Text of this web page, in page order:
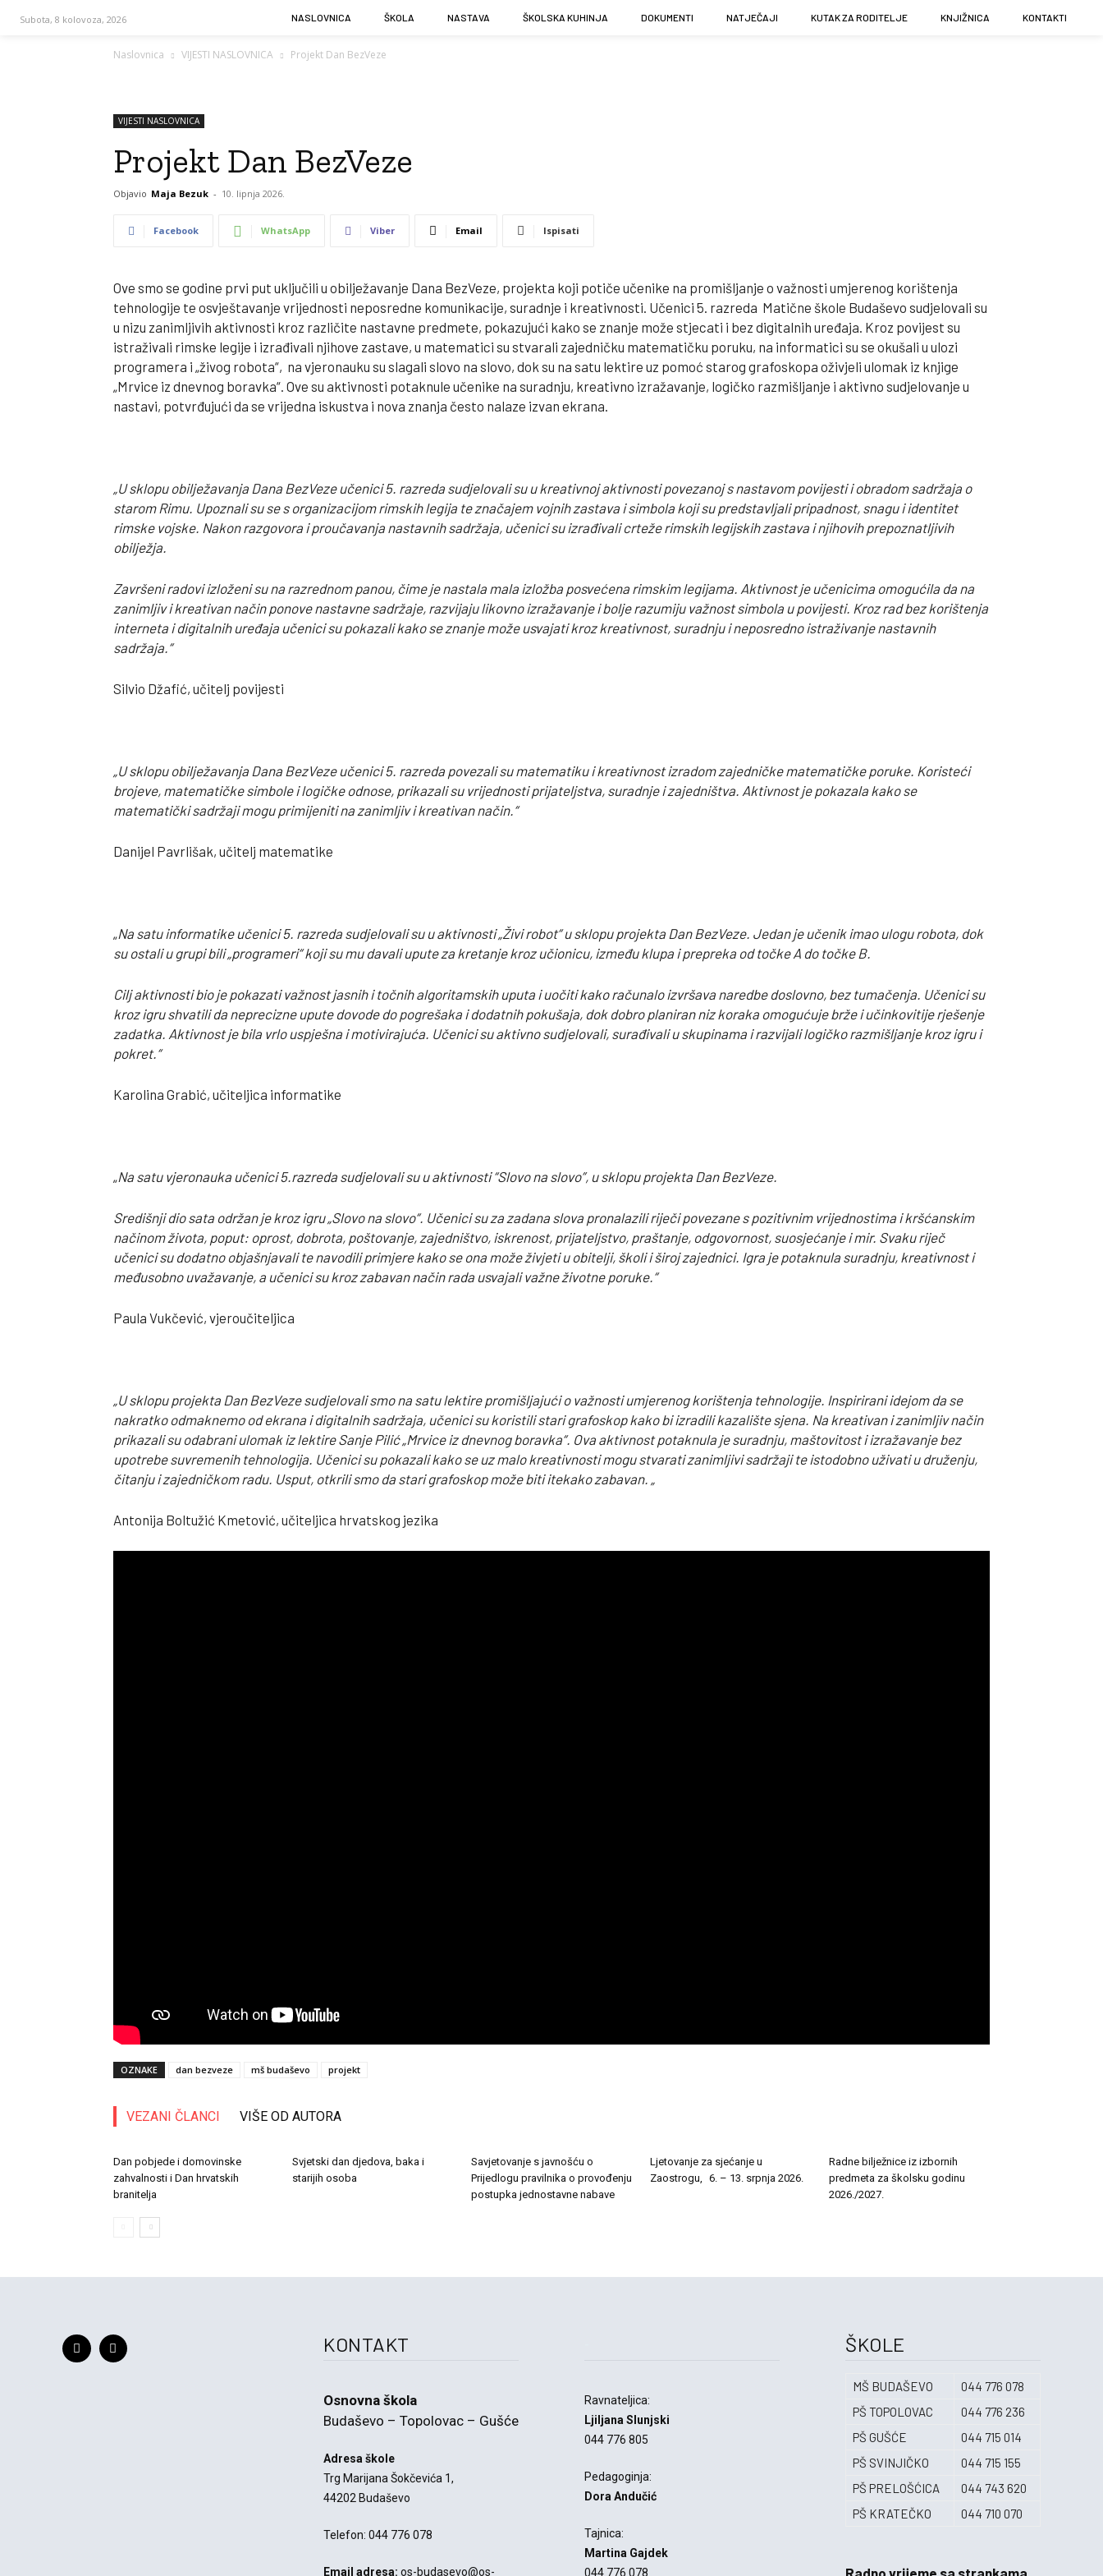
Subota, 8 kolovoza, 2026 NASLOVNICA ŠKOLA NASTAVA ŠKOLSKA KUHINJA DOKUMENTI NATJEČAJI KUTAK ZA RODITELJE KNJIŽNICA KONTAKTI
Naslovnica VIJESTI NASLOVNICA Projekt Dan BezVeze
VIJESTI NASLOVNICA
Projekt Dan BezVeze
Objavio Maja Bezuk - 10. lipnja 2026.
Facebook WhatsApp Viber Email Ispisati
Ove smo se godine prvi put uključili u obilježavanje Dana BezVeze, projekta koji potiče učenike na promišljanje o važnosti umjerenog korištenja
tehnologije te osvještavanje vrijednosti neposredne komunikacije, suradnje i kreativnosti. Učenici 5. razreda Matične škole Budaševo sudjelovali su
u nizu zanimljivih aktivnosti kroz različite nastavne predmete, pokazujući kako se znanje može stjecati i bez digitalnih uređaja. Kroz povijest su
istraživali rimske legije i izrađivali njihove zastave, u matematici su stvarali zajedničku matematičku poruku, na informatici su se okušali u ulozi
programera i „živog robota“, na vjeronauku su slagali slovo na slovo, dok su na satu lektire uz pomoć starog grafoskopa oživjeli ulomak iz knjige
„Mrvice iz dnevnog boravka“. Ove su aktivnosti potaknule učenike na suradnju, kreativno izražavanje, logičko razmišljanje i aktivno sudjelovanje u
nastavi, potvrđujući da se vrijedna iskustva i nova znanja često nalaze izvan ekrana.
„U sklopu obilježavanja Dana BezVeze učenici 5. razreda sudjelovali su u kreativnoj aktivnosti povezanoj s nastavom povijesti i obradom sadržaja o
starom Rimu. Upoznali su se s organizacijom rimskih legija te značajem vojnih zastava i simbola koji su predstavljali pripadnost, snagu i identitet
rimske vojske. Nakon razgovora i proučavanja nastavnih sadržaja, učenici su izrađivali crteže rimskih legijskih zastava i njihovih prepoznatljivih
obilježja.
Završeni radovi izloženi su na razrednom panou, čime je nastala mala izložba posvećena rimskim legijama. Aktivnost je učenicima omogućila da na
zanimljiv i kreativan način ponove nastavne sadržaje, razvijaju likovno izražavanje i bolje razumiju važnost simbola u povijesti. Kroz rad bez korištenja
interneta i digitalnih uređaja učenici su pokazali kako se znanje može usvajati kroz kreativnost, suradnju i neposredno istraživanje nastavnih
sadržaja.“
Silvio Džafić, učitelj povijesti
„U sklopu obilježavanja Dana BezVeze učenici 5. razreda povezali su matematiku i kreativnost izradom zajedničke matematičke poruke. Koristeći
brojeve, matematičke simbole i logičke odnose, prikazali su vrijednosti prijateljstva, suradnje i zajedništva. Aktivnost je pokazala kako se
matematički sadržaji mogu primijeniti na zanimljiv i kreativan način.“
Danijel Pavrlišak, učitelj matematike
„Na satu informatike učenici 5. razreda sudjelovali su u aktivnosti „Živi robot“ u sklopu projekta Dan BezVeze. Jedan je učenik imao ulogu robota, dok
su ostali u grupi bili „programeri“ koji su mu davali upute za kretanje kroz učionicu, između klupa i prepreka od točke A do točke B.
Cilj aktivnosti bio je pokazati važnost jasnih i točnih algoritamskih uputa i uočiti kako računalo izvršava naredbe doslovno, bez tumačenja. Učenici su
kroz igru shvatili da neprecizne upute dovode do pogrešaka i dodatnih pokušaja, dok dobro planiran niz koraka omogućuje brže i učinkovitije rješenje
zadatka. Aktivnost je bila vrlo uspješna i motivirajuća. Učenici su aktivno sudjelovali, surađivali u skupinama i razvijali logičko razmišljanje kroz igru i
pokret.“
Karolina Grabić, učiteljica informatike
„Na satu vjeronauka učenici 5.razreda sudjelovali su u aktivnosti “Slovo na slovo”, u sklopu projekta Dan BezVeze.
Središnji dio sata održan je kroz igru „Slovo na slovo“. Učenici su za zadana slova pronalazili riječi povezane s pozitivnim vrijednostima i kršćanskim
načinom života, poput: oprost, dobrota, poštovanje, zajedništvo, iskrenost, prijateljstvo, praštanje, odgovornost, suosjećanje i mir. Svaku riječ
učenici su dodatno objašnjavali te navodili primjere kako se ona može živjeti u obitelji, školi i široj zajednici. Igra je potaknula suradnju, kreativnost i
međusobno uvažavanje, a učenici su kroz zabavan način rada usvajali važne životne poruke.“
Paula Vukčević, vjeroučiteljica
„U sklopu projekta Dan BezVeze sudjelovali smo na satu lektire promišljajući o važnosti umjerenog korištenja tehnologije. Inspirirani idejom da se
nakratko odmaknemo od ekrana i digitalnih sadržaja, učenici su koristili stari grafoskop kako bi izradili kazalište sjena. Na kreativan i zanimljiv način
prikazali su odabrani ulomak iz lektire Sanje Pilić „Mrvice iz dnevnog boravka“. Ova aktivnost potaknula je suradnju, maštovitost i izražavanje bez
upotrebe suvremenih tehnologija. Učenici su pokazali kako se uz malo kreativnosti mogu stvarati zanimljivi sadržaji te istodobno uživati u druženju,
čitanju i zajedničkom radu. Usput, otkrili smo da stari grafoskop može biti itekako zabavan. „
Antonija Boltužić Kmetović, učiteljica hrvatskog jezika
OZNAKE dan bezveze mš budaševo projekt
VEZANI ČLANCI VIŠE OD AUTORA
Dan pobjede i domovinske
zahvalnosti i Dan hrvatskih
branitelja
Svjetski dan djedova, baka i
starijih osoba
Savjetovanje s javnošću o
Prijedlogu pravilnika o provođenju
postupka jednostavne nabave
Ljetovanje za sjećanje u
Zaostrogu, 6. – 13. srpnja 2026.
Radne bilježnice iz izbornih
predmeta za školsku godinu
2026./2027.
KONTAKT
Osnovna škola
Budaševo – Topolovac – Gušće
Adresa škole
Trg Marijana Šokčevića 1,
44202 Budaševo
Telefon: 044 776 078
Email adresa: os-budasevo@os-
Ravnateljica:
Ljiljana Slunjski
044 776 805
Pedagoginja:
Dora Andučić
Tajnica:
Martina Gajdek
044 776 078
ŠKOLE
MŠ BUDAŠEVO
044 776 078
PŠ TOPOLOVAC
044 776 236
PŠ GUŠĆE
044 715 014
PŠ SVINJIČKO
044 715 155
PŠ PRELOŠĆICA
044 743 620
PŠ KRATEČKO
044 710 070
Radno vrijeme sa strankama